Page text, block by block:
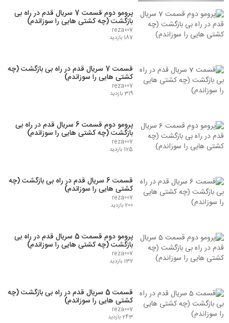
پرومو دوم قسمت 7 سریال قدم در راه بی
بازگشت (چه کشتی هایی را سوزاندم)
reza007
187 بازدید
قسمت 7 سریال قدم در راه بی بازگشت (چه
کشتی هایی را سوزاندم)
reza007
319 بازدید
پرومو دوم قسمت 6 سریال قدم در راه بی
بازگشت (چه کشتی هایی را سوزاندم)
reza007
125 بازدید
قسمت 6 سریال قدم در راه بی بازگشت (چه
کشتی هایی را سوزاندم)
reza007
200 بازدید
پرومو دوم قسمت 5 سریال قدم در راه بی
بازگشت (چه کشتی هایی را سوزاندم)
reza007
132 بازدید
قسمت 5 سریال قدم در راه بی بازگشت (چه
کشتی هایی را سوزاندم)
reza007
243 بازدید